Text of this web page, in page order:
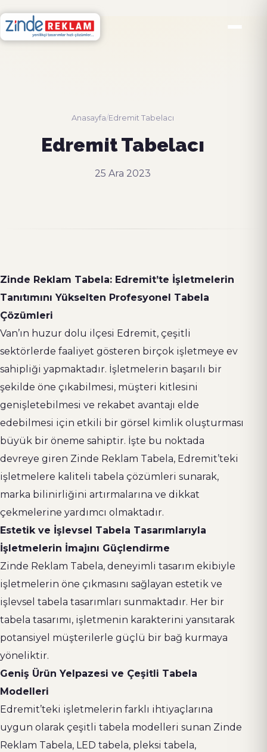
Anasayfa/Edremit Tabelacı
Edremit Tabelacı
25 Ara 2023
Zinde Reklam Tabela: Edremit’te İşletmelerin
Tanıtımını Yükselten Profesyonel Tabela
Çözümleri
Van’ın huzur dolu ilçesi Edremit, çeşitli
sektörlerde faaliyet gösteren birçok işletmeye ev
sahipliği yapmaktadır. İşletmelerin başarılı bir
şekilde öne çıkabilmesi, müşteri kitlesini
genişletebilmesi ve rekabet avantajı elde
edebilmesi için etkili bir görsel kimlik oluşturması
büyük bir öneme sahiptir. İşte bu noktada
devreye giren Zinde Reklam Tabela, Edremit’teki
işletmelere kaliteli tabela çözümleri sunarak,
marka bilinirliğini artırmalarına ve dikkat
çekmelerine yardımcı olmaktadır.
Estetik ve İşlevsel Tabela Tasarımlarıyla
İşletmelerin İmajını Güçlendirme
Zinde Reklam Tabela, deneyimli tasarım ekibiyle
işletmelerin öne çıkmasını sağlayan estetik ve
işlevsel tabela tasarımları sunmaktadır. Her bir
tabela tasarımı, işletmenin karakterini yansıtarak
potansiyel müşterilerle güçlü bir bağ kurmaya
yöneliktir.
Geniş Ürün Yelpazesi ve Çeşitli Tabela
Modelleri
Edremit’teki işletmelerin farklı ihtiyaçlarına
uygun olarak çeşitli tabela modelleri sunan Zinde
Reklam Tabela, LED tabela, pleksi tabela,